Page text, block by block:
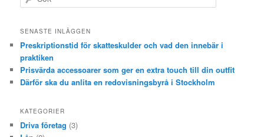
ö
SENASTE INLÄGGEN
Preskriptionstid för skatteskulder och vad den innebär i
praktiken
Prisvärda accessoarer som ger en extra touch till din outfit
Därför ska du anlita en redovisningsbyrå i Stockholm
KATEGORIER
Driva företag (3)